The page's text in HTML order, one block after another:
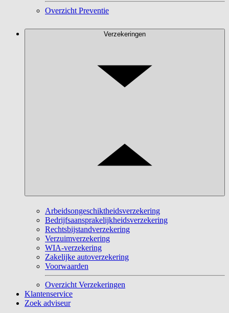
Overzicht Preventie
Verzekeringen
Arbeidsongeschiktheidsverzekering
Bedrijfsaansprakelijkheidsverzekering
Rechtsbijstandverzekering
Verzuimverzekering
WIA-verzekering
Zakelijke autoverzekering
Voorwaarden
Overzicht Verzekeringen
Klantenservice
Zoek adviseur